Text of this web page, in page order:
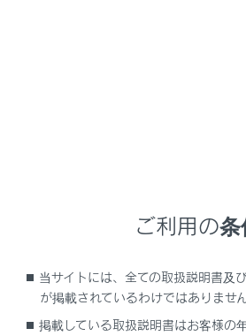
給油口オープナースイッチを押して
ときは、次の手順で給油扉を開ける
給油扉を開くには
ご利用の
当サイトには、全ての取扱説明書及
が掲載されているわけではありません
掲載している取扱説明書はお客様の